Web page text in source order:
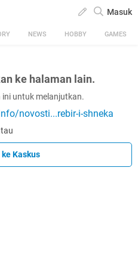
Masuk
NEWS HOBBY GAMES
ke halaman lain.
untuk melanjutkan.
novosti...rebir-i-shneka
Kaskus